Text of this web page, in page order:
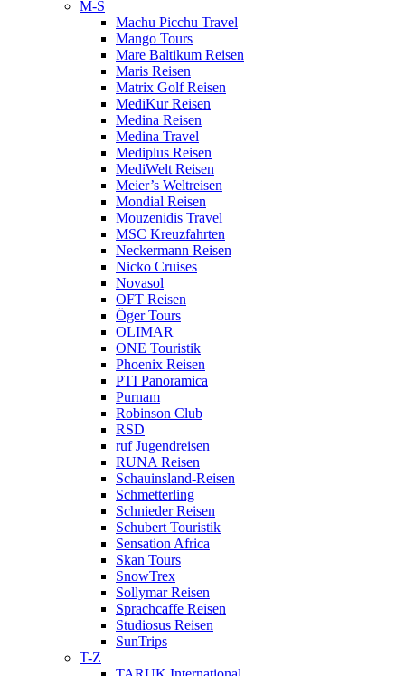
M-S
Machu Picchu Travel
Mango Tours
Mare Baltikum Reisen
Maris Reisen
Matrix Golf Reisen
MediKur Reisen
Medina Reisen
Medina Travel
Mediplus Reisen
MediWelt Reisen
Meier’s Weltreisen
Mondial Reisen
Mouzenidis Travel
MSC Kreuzfahrten
Neckermann Reisen
Nicko Cruises
Novasol
OFT Reisen
Öger Tours
OLIMAR
ONE Touristik
Phoenix Reisen
PTI Panoramica
Purnam
Robinson Club
RSD
ruf Jugendreisen
RUNA Reisen
Schauinsland-Reisen
Schmetterling
Schnieder Reisen
Schubert Touristik
Sensation Africa
Skan Tours
SnowTrex
Sollymar Reisen
Sprachcaffe Reisen
Studiosus Reisen
SunTrips
T-Z